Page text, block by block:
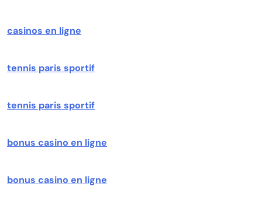
casinos en ligne
tennis paris sportif
tennis paris sportif
bonus casino en ligne
bonus casino en ligne